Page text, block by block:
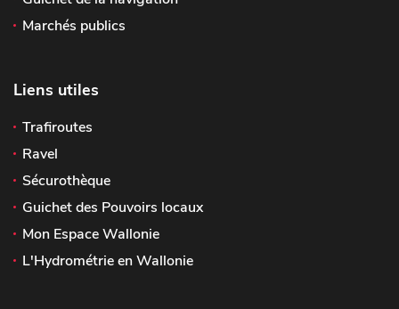
Marchés publics
Liens utiles
Trafiroutes
Ravel
Sécurothèque
Guichet des Pouvoirs locaux
Mon Espace Wallonie
L'Hydrométrie en Wallonie